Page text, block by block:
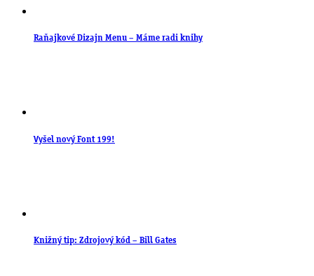
Raňajkové Dizajn Menu – Máme radi knihy
Vyšel nový Font 199!
Knižný tip: Zdrojový kód – Bill Gates